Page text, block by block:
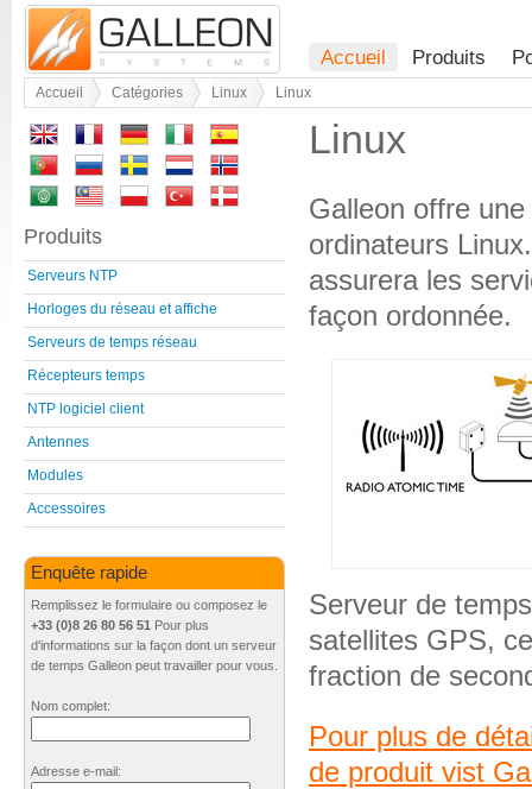
Accueil Produits
Accueil Catégories Linux Linux
Linux
Galleon offre
ordinateurs
assurera les
façon ordonnée.
Serveur de
satellites GPS,
fraction de
Pour plus de
de produit vist
Produits
Serveurs NTP
Horloges du réseau et affiche
Serveurs de temps réseau
Récepteurs temps
NTP logiciel client
Antennes
Modules
Accessoires
Enquête rapide
Remplissez le formulaire ou composez le
+33 (0)8 26 80 56 51 Pour plus
d'informations sur la façon dont un serveur
de temps Galleon peut travailler pour vous.
Nom complet:
Adresse e-mail: